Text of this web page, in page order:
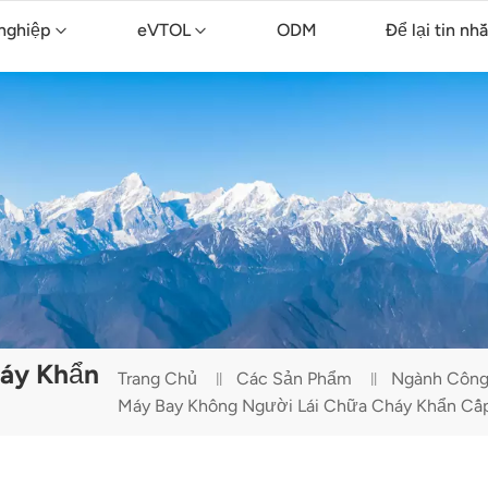
eVTOL ODM Để lại tin
Khẩn
Trang Chủ Các Sản Phẩm
Ngành
Máy Bay Không Người Lái Chữa Cháy Khẩn